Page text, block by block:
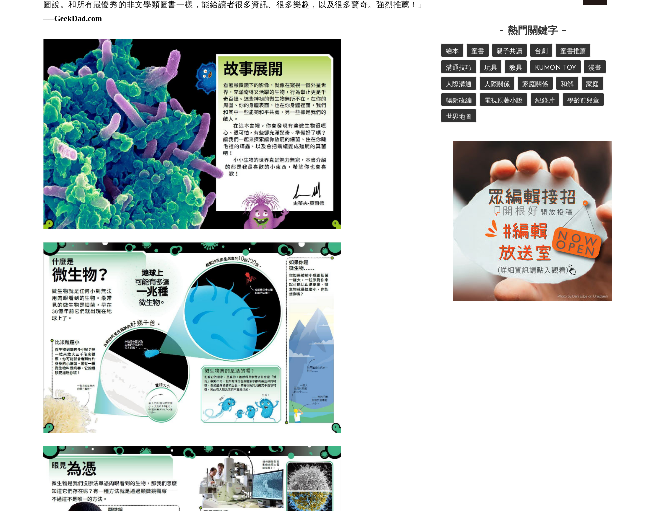
圖說。和所有最優秀的非文學類圖書一樣，能給讀者很多資訊、很多樂趣，以及很多驚奇。強烈推薦！」
──GeekDad.com
熱門關鍵字
繪本 童書 親子共讀 台劇 童書推薦
溝通技巧 玩具 教具 KUMON TOY 漫畫
人際溝通 人際關係 家庭關係 和解 家庭
暢銷改編 電視原著小說 紀錄片 學齡前兒童
世界地圖